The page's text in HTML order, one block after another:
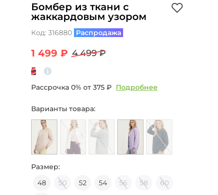
Бомбер из ткани с
жаккардовым узором
Код: 316880 Распродажа
1 499 ₽ 4 499 ₽
Рассрочка 0% от 375 ₽ Подробнее
Варианты товара:
Размер:
48
50 52 54 56 58
60